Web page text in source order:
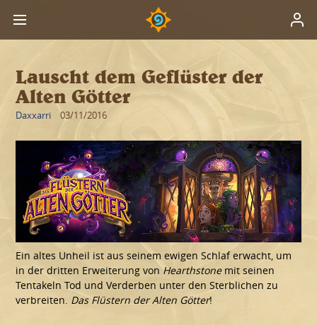
Lauscht dem Geflüster der
Alten Götter
Daxxarri 03/11/2016
Ein altes Unheil ist aus seinem ewigen Schlaf erwacht, um
in der dritten Erweiterung von Hearthstonemit seinen
Tentakeln Tod und Verderben unter den Sterblichen zu
verbreiten. Das Flüstern der Alten Götter!